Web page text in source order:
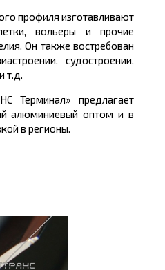
профиля изготавливают
вольеры и прочие
Он также востребован
судостроении,
т.д.
Терминал» предлагает
алюминиевый оптом и в
в регионы.